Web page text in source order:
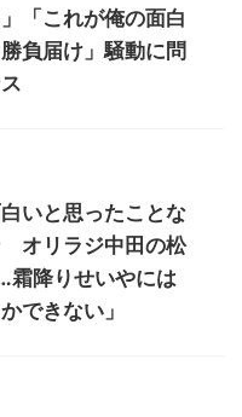
「これが俺の面白
負届け」騒動に問
白いと思ったことな
オリラジ中田の松
霜降りせいやには
できない」